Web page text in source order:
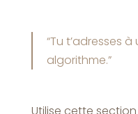
“Tu t’adresses
algorithme.”
Utilise cette